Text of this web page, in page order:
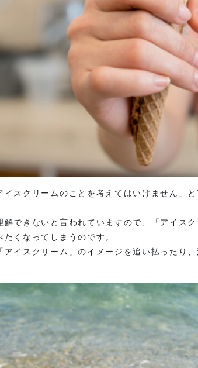
イスクリームのことを考えてはいけません」
解できないと言われていますので、「アイス
くなってしまうのです。
アイスクリーム」のイメージを追い払ったり